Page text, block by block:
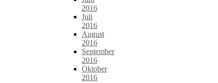
2016
Juli
2016
August
2016
September
2016
Oktober
2016